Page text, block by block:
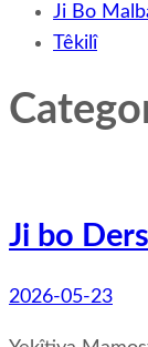
Ji Bo
Têkilî
Ji bo
2026-05-23